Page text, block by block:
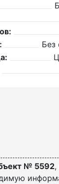
Без
№ 5592